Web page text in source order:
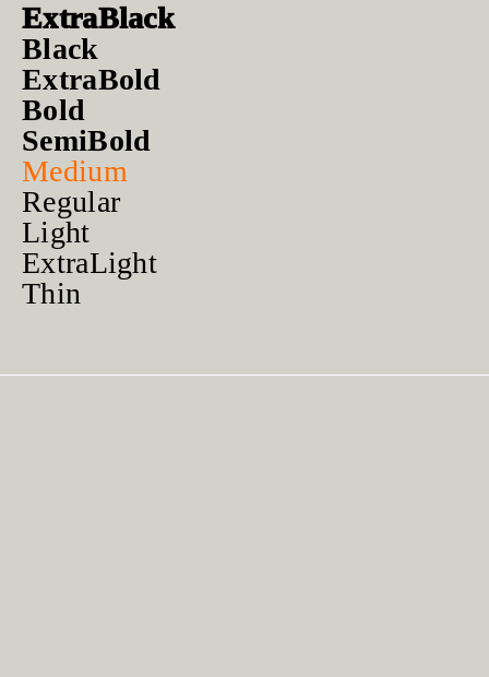
ExtraBlack
Black
ExtraBold
Bold
SemiBold
Medium
Regular
Light
ExtraLight
Thin